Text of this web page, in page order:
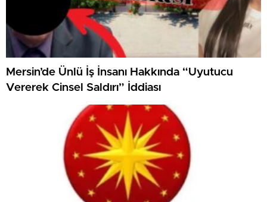
Mersin’de Ünlü İş İnsanı Hakkında “Uyutucu
Vererek Cinsel Saldırı” İddiası